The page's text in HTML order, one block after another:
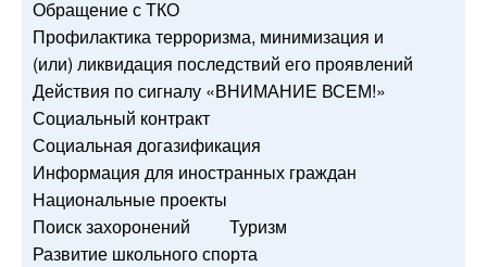
Обращение с ТКО
Профилактика терроризма, минимизация и
(или) ликвидация последствий его проявлений
Действия по сигналу «ВНИМАНИЕ ВСЕМ!»
Социальный контракт
Социальная догазификация
Информация для иностранных граждан
Национальные проекты
Поиск захоронений
Туризм
Развитие школьного спорта